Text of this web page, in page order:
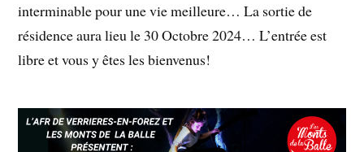
interminable pour une vie meilleure… La sortie de
résidence aura lieu le 30 Octobre 2024… L’entrée est
libre et vous y êtes les bienvenus!